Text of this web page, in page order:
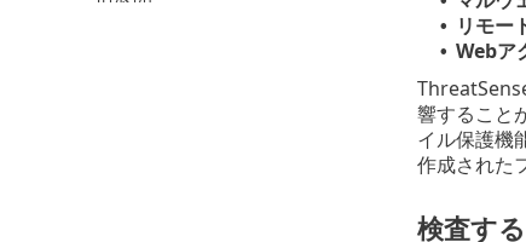
• リモー
• Webア
響すること
イル保護機
作成された
検査す